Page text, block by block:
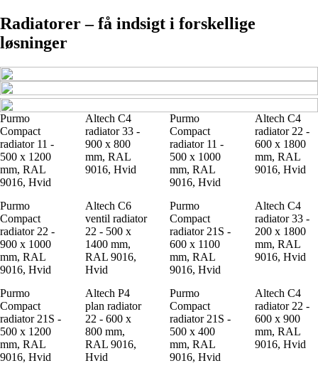
Radiatorer – få indsigt i forskellige
løsninger
Purmo
Compact
radiator 11 -
500 x 1200
mm, RAL
9016, Hvid
Altech C4
radiator 33 -
900 x 800
mm, RAL
9016, Hvid
Purmo
Compact
radiator 11 -
500 x 1000
mm, RAL
9016, Hvid
Altech C4
radiator 22 -
600 x 1800
mm, RAL
9016, Hvid
Purmo
Compact
radiator 22 -
900 x 1000
mm, RAL
9016, Hvid
Altech C6
ventil radiator
22 - 500 x
1400 mm,
RAL 9016,
Hvid
Purmo
Compact
radiator 21S -
600 x 1100
mm, RAL
9016, Hvid
Altech C4
radiator 33 -
200 x 1800
mm, RAL
9016, Hvid
Purmo
Compact
radiator 21S -
500 x 1200
mm, RAL
9016, Hvid
Altech P4
plan radiator
22 - 600 x
800 mm,
RAL 9016,
Hvid
Purmo
Compact
radiator 21S -
500 x 400
mm, RAL
9016, Hvid
Altech C4
radiator 22 -
600 x 900
mm, RAL
9016, Hvid